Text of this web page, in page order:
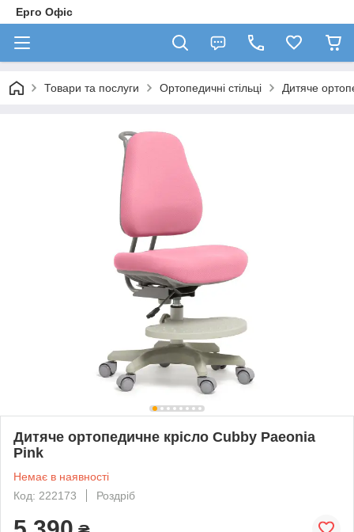
Ерго Офіс
Товари та послуги Ортопедичні стільці Дитяче
Дитяче ортопедичне крісло Cubby Paeonia
Pink
Немає в наявності
Код: 222173
Роздріб